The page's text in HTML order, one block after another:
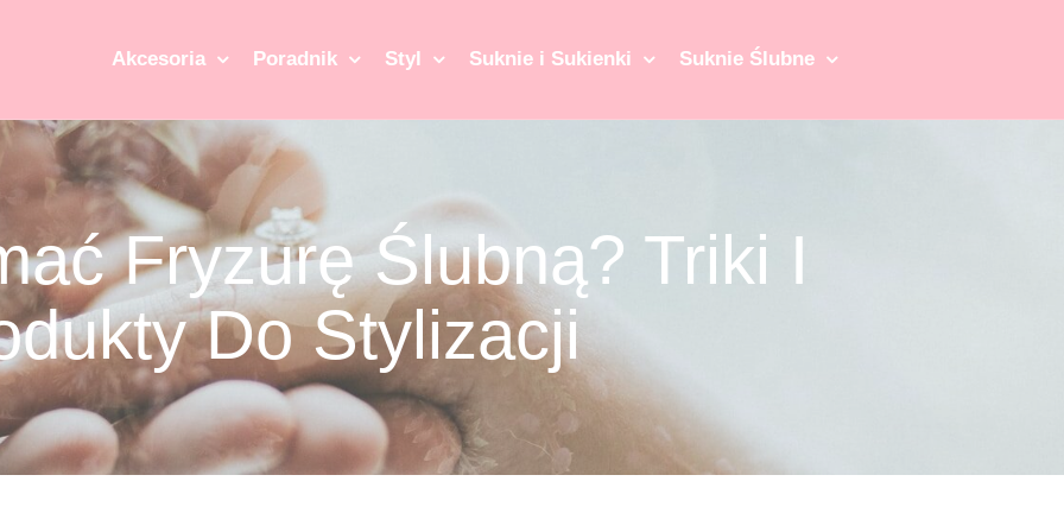
Akcesoria Poradnik Styl Suknie i Sukienki Suknie Ślubne
Fryzurę Ślubną? Triki I
Do Stylizacji